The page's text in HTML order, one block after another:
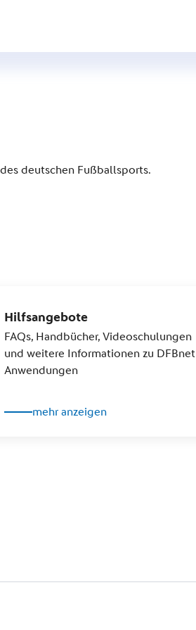
deutschen Fußballsports.
Hilfsangebote
FAQs, Handbücher, Videoschulungen
und weitere Informationen zu DFBnet
Anwendungen
mehr anzeigen